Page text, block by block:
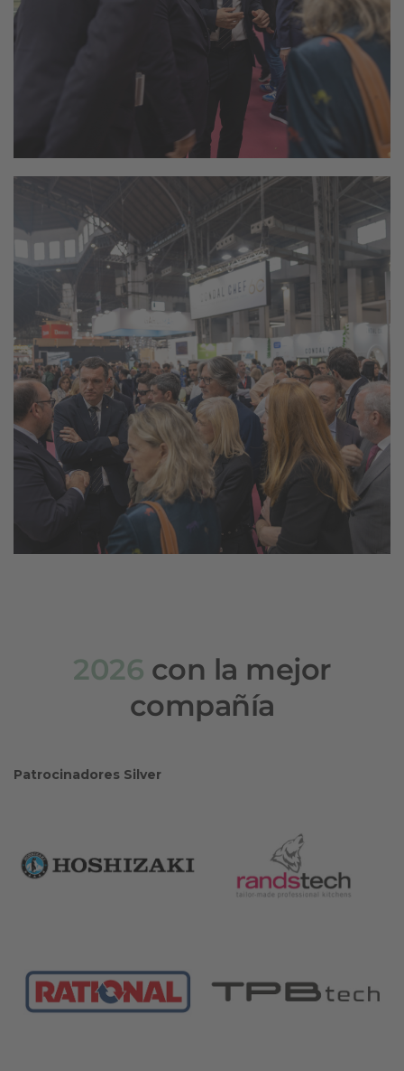
2026 con la mejor
compañía
Patrocinadores Silver